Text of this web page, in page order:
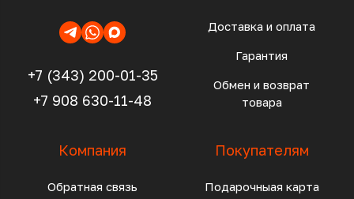
+7 (343) 200-01-35
+7 908 630-11-48
Доставка и оплата
Гарантия
Обмен и возврат
товара
Компания
Обратная связь
Покупателям
Подарочныая карта